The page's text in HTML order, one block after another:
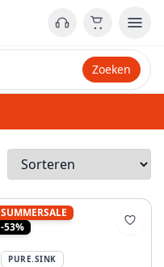
Zoeken
SUMMERSALE
-53%
PURE.SINK